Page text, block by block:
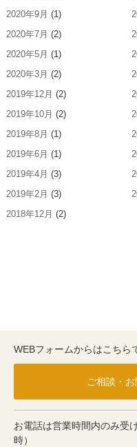
2020年9月 (1)
2020年7月 (2)
2020年5月 (1)
2020年3月 (2)
2019年12月 (2)
2019年10月 (2)
2019年8月 (1)
2019年6月 (1)
2019年4月 (3)
2019年2月 (3)
2018年12月 (2)
WEBフォームからはこちら
ご相談・
お電話は営業時間内のみ受
時）